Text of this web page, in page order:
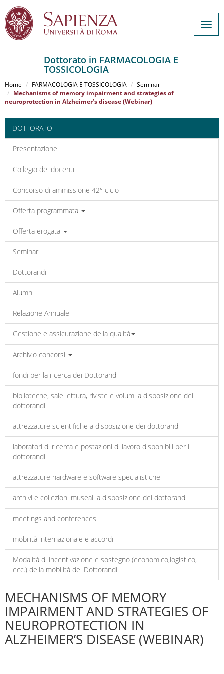
al
contenuto
principale
Dottorato in FARMACOLOGIA E
TOSSICOLOGIA
Home FARMACOLOGIA E TOSSICOLOGIA
Seminari
Mechanisms of memory impairment and strategies of
neuroprotection in Alzheimer’s disease (Webinar)
DOTTORATO
Presentazione
Collegio dei docenti
Concorso di ammissione 42° ciclo
Offerta programmata
Offerta erogata
Seminari
Dottorandi
Alumni
Relazione Annuale
Gestione e assicurazione della qualità
Archivio concorsi
fondi per la ricerca dei Dottorandi
biblioteche, sale lettura, riviste e volumi a disposizione dei
dottorandi
attrezzature scientifiche a disposizione dei dottorandi
laboratori di ricerca e postazioni di lavoro disponibili per i
dottorandi
attrezzature hardware e software specialistiche
archivi e collezioni museali a disposizione dei dottorandi
meetings and conferences
mobilità internazionale e accordi
Modalità di incentivazione e sostegno (economico,logistico,
ecc.) della mobilità dei Dottorandi
MECHANISMS OF MEMORY
IMPAIRMENT AND STRATEGIES OF
NEUROPROTECTION IN
ALZHEIMER’S DISEASE (WEBINAR)